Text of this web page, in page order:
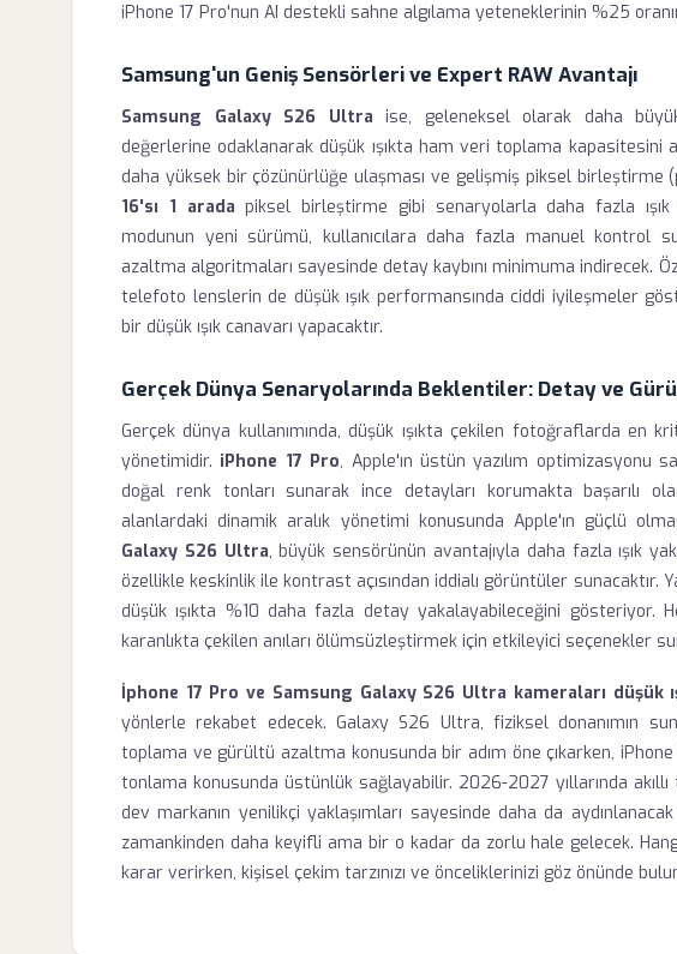
iPhone 17 Pro'nun AI destekli sahne algılama yeteneklerinin %25
Samsung'un Geniş Sensörleri ve Expert RAW Avantajı
Samsung Galaxy S26 Ultra ise, geleneksel olarak daha
değerlerine odaklanarak düşük ışıkta ham veri toplama kapasitesini
daha yüksek bir çözünürlüğe ulaşması ve gelişmiş piksel birleştirme
16'sı 1 arada piksel birleştirme gibi senaryolarla daha fazla ışık
modunun yeni sürümü, kullanıcılara daha fazla manuel kontrol
azaltma algoritmaları sayesinde detay kaybını minimuma indirecek.
telefoto lenslerin de düşük ışık performansında ciddi iyileşmeler
bir düşük ışık canavarı yapacaktır.
Gerçek Dünya Senaryolarında Beklentiler: Detay ve
Gerçek dünya kullanımında, düşük ışıkta çekilen fotoğraflarda en
yönetimidir. iPhone 17 Pro, Apple'ın üstün yazılım optimizasyonu
doğal renk tonları sunarak ince detayları korumakta başarılı
alanlardaki dinamik aralık yönetimi konusunda Apple'ın güçlü
Galaxy S26 Ultra, büyük sensörünün avantajıyla daha fazla ışık
özellikle keskinlik ile kontrast açısından iddialı görüntüler sunacaktır.
düşük ışıkta %10 daha fazla detay yakalayabileceğini gösteriyor.
karanlıkta çekilen anıları ölümsüzleştirmek için etkileyici seçenekler
İphone 17 Pro ve Samsung Galaxy S26 Ultra kameraları düşük
yönlerle rekabet edecek. Galaxy S26 Ultra, fiziksel donanımın
toplama ve gürültü azaltma konusunda bir adım öne çıkarken,
tonlama konusunda üstünlük sağlayabilir. 2026-2027 yıllarında akıllı
dev markanın yenilikçi yaklaşımları sayesinde daha da
zamankinden daha keyifli ama bir o kadar da zorlu hale gelecek.
karar verirken, kişisel çekim tarzınızı ve önceliklerinizi göz önünde